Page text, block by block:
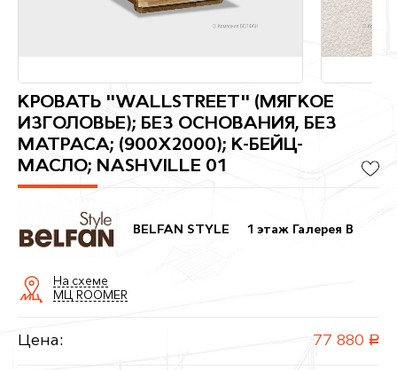
КРОВАТЬ "WALLSTREET" (МЯГКОЕ
ИЗГОЛОВЬЕ); БЕЗ ОСНОВАНИЯ, БЕЗ
МАТРАСА; (900X2000); К-БЕЙЦ-
МАСЛО; NASHVILLE 01
BELFAN STYLE 1 этаж Галерея B
На схеме
МЦ ROOMER
Цена: 77 880 руб.